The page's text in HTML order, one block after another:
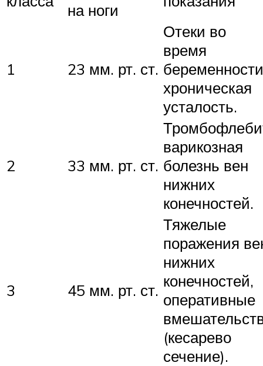
на ноги
1 23 мм. рт. ст.
Отеки во
время
хроническая
усталость.
2 33 мм. рт. ст.
варикозная
болезнь вен
нижних
конечностей.
3 45 мм. рт. ст.
Тяжелые
поражения
нижних
конечностей,
оперативные
(кесарево
сечение).